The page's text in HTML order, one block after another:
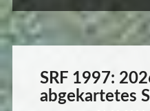
SRF 1997:
abgekartetes